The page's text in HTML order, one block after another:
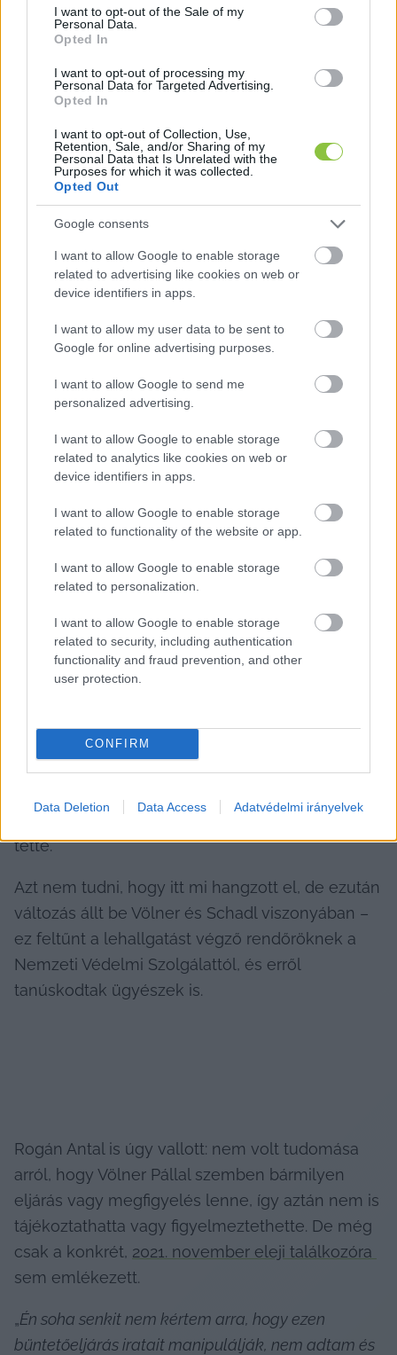
consent section.
I want to opt-out of the Sale of my
Personal Data.
Opted In
I want to opt-out of processing my
Personal Data for Targeted Advertising.
Opted In
I want to opt-out of Collection, Use,
Retention, Sale, and/or Sharing of my
Personal Data that Is Unrelated with the
Purposes for which it was collected.
Opted Out
Google consents
I want to allow Google to enable storage
related to advertising like cookies on web or
device identifiers in apps.
I want to allow my user data to be sent to
Google for online advertising purposes.
I want to allow Google to send me
personalized advertising.
I want to allow Google to enable storage
related to analytics like cookies on web or
device identifiers in apps.
I want to allow Google to enable storage
related to functionality of the website or app.
I want to allow Google to enable storage
related to personalization.
I want to allow Google to enable storage
related to security, including authentication
functionality and fraud prevention, and other
user protection.
CONFIRM
Data Deletion Data Access Adatvédelmi irányelvek
Völner Pálnak szóltak előre, vagy sem? – Varga
figyelmeztették Völnert. Sajtóértesülések szerint
valóban leadhatták a drótot Völnernek
2021 novemberének első napjaiban, közvetlenül
Schadl őrizetbe vétele előtt. A Központi
Nyomozó Főügyészség
arra jutott
, hogy 2021
tavaszán biztosan nem szólt senki Völnernek, de
hogy november elején szóltak-e, azt nem tudják.
„Dr. Varga Judit tanúként köteles volt az igazat
kötelezettséggel nem tartozott, különösen, hogy
hivatalos személyként amúgy sem beszélhetett
otthon. Az, hogy dr. Varga Judit miért mondott el
azokat, hogy megfelel-e a valóságnak az, hogy volt
ennek kiderítése nem a nyomozás feladata” –
jutott erre a következtetésre az ügyészség.
Gulyás Gergely is ugyanazt vallotta: nincs
tudomása arról, hogy Rogán Antal vagy más
személy bent járt volna az ügyészségen, és
sajtóból tudja, amit tud. Szerinte semmi
rendkívüli nincs abban, hogy Rogán Antal akár az
Karmelitába – ahogy azt 2021. november 2-án is
tette.
Azt nem tudni, hogy itt mi hangzott el, de ezután
változás állt be Völner és Schadl viszonyában –
ez feltűnt a lehallgatást végző rendőröknek a
Nemzeti Védelmi Szolgálattól, és erről
tanúskodtak ügyészek is.
Rogán Antal is úgy vallott: nem volt tudomása
arról, hogy Völner Pállal szemben bármilyen
eljárás vagy megfigyelés lenne, így aztán nem is
tájékoztathatta vagy figyelmeztethette. De még
csak a konkrét,
sem emlékezett.
„Én soha senkit nem kértem arra, hogy ezen
büntetőeljárás iratait manipulálják, nem adtam és